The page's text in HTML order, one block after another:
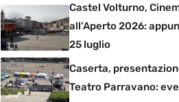
Castel Volturno,
all’Aperto 2026:
25 luglio
Caserta,
Teatro Parravano: